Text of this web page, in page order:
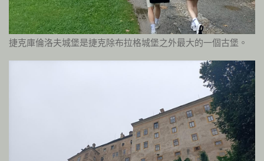
捷克庫倫洛夫城堡是捷克除布拉格城堡之外最大的一個古堡。